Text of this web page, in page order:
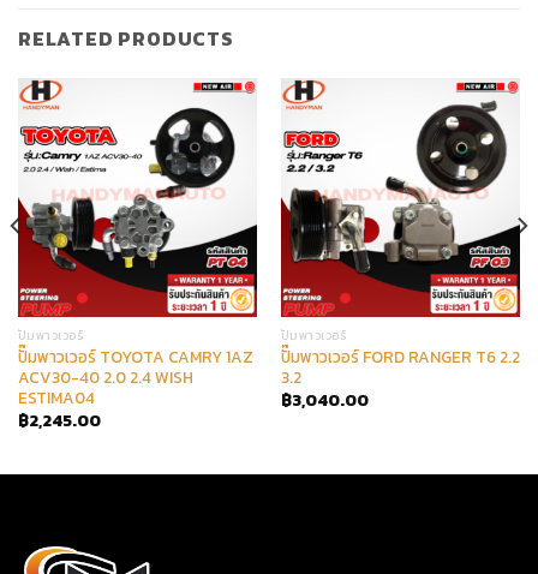
RELATED PRODUCTS
ปั๊มพาวเวอร์
ปั๊มพาวเวอร์ TOYOTA CAMRY 1AZ
ACV30-40 2.0 2.4 WISH
ESTIMA04
฿2,245.00
ปั๊มพาวเวอร์
ปั๊มพาวเวอร์ FORD RANGER T6 2.2
3.2
฿3,040.00